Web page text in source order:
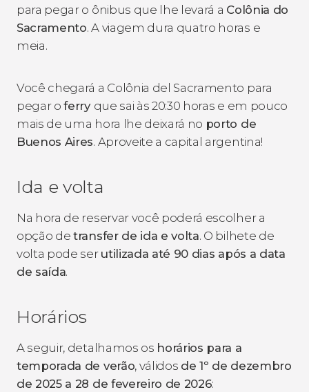
para pegar o ônibus que lhe levará a Colônia do
Sacramento. A viagem dura quatro horas e
meia.
Você chegará a Colônia del Sacramento para
pegar oferry que sai às 20:30 horas e em pouco
mais de uma hora lhe deixará no porto de
Buenos Aires. Aproveite a capital argentina!
Ida e volta
Na hora de reservar você poderá escolher a
opção detransfer de ida e volta. O bilhete de
volta pode ser utilizada até 90 dias após a data
de saída.
Horários
A seguir, detalhamos os horários para a
temporada de verão, válidos de 1º de dezembro
de 2025 a 28 de fevereiro de 2026: